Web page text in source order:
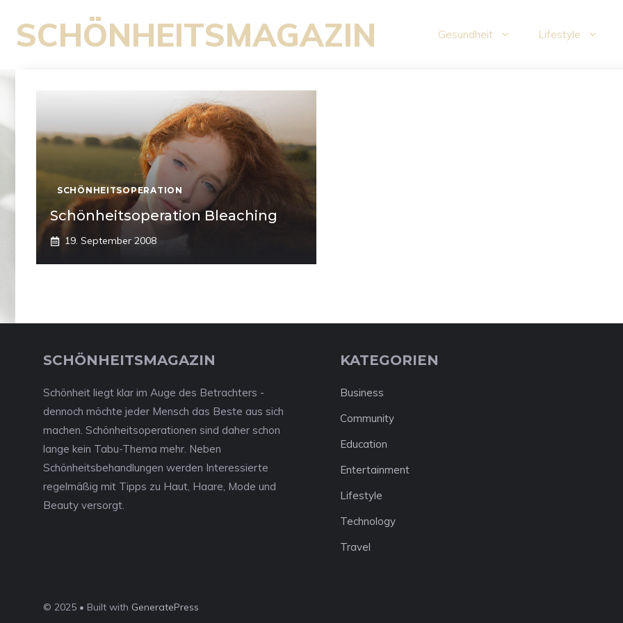
Inhalt
springen
SCHÖNHEITSMAGAZIN Gesundheit Lifestyle
SCHÖNHEITSOPERATION
Schönheitsoperation Bleaching
19. September 2008
SCHÖNHEITSMAGAZIN
Schönheit liegt klar im Auge des Betrachters -
dennoch möchte jeder Mensch das Beste aus sich
machen. Schönheitsoperationen sind daher schon
lange kein Tabu-Thema mehr. Neben
Schönheitsbehandlungen werden Interessierte
regelmäßig mit Tipps zu Haut, Haare, Mode und
Beauty versorgt.
KATEGORIEN
Business
Community
Education
Entertainment
Lifestyle
Technology
Travel
© 2025 • Built with GeneratePress